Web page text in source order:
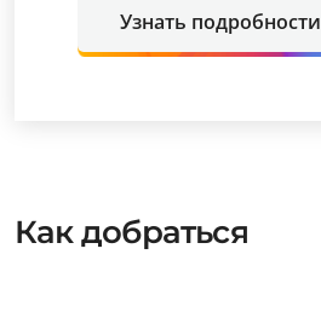
Узнать подробности
Как добраться